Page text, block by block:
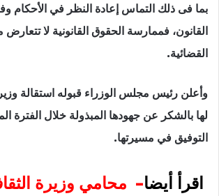
بما فى ذلك التماس إعادة النظر في الأحكام
القانون، فممارسة الحقوق القانونية لا تتعارض
القضائية.
وأعلن رئيس مجلس الوزراء قبوله استقالة
لها بالشكر عن جهودها المبذولة خلال الفترة
التوفيق في مسيرتها.
اقرأ أيضا– محامي وزيرة